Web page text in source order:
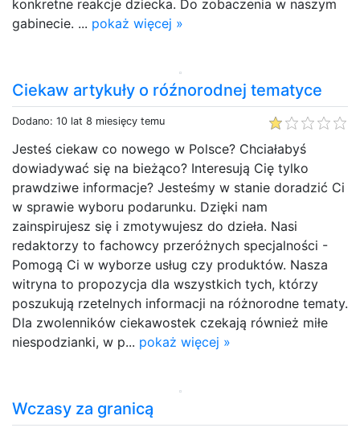
konkretne reakcje dziecka. Do zobaczenia w naszym
gabinecie. ... pokaż więcej »
Ciekaw artykuły o róźnorodnej tematyce
Dodano: 10 lat 8 miesięcy temu
Jesteś ciekaw co nowego w Polsce? Chciałabyś
dowiadywać się na bieżąco? Interesują Cię tylko
prawdziwe informacje? Jesteśmy w stanie doradzić Ci
w sprawie wyboru podarunku. Dzięki nam
zainspirujesz się i zmotywujesz do dzieła. Nasi
redaktorzy to fachowcy przeróżnych specjalności -
Pomogą Ci w wyborze usług czy produktów. Nasza
witryna to propozycja dla wszystkich tych, którzy
poszukują rzetelnych informacji na różnorodne tematy.
Dla zwolenników ciekawostek czekają również miłe
niespodzianki, w p... pokaż więcej »
Wczasy za granicą